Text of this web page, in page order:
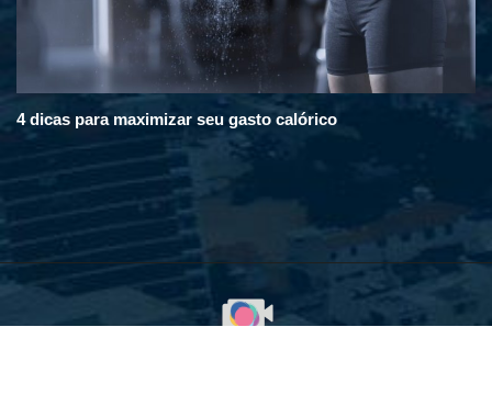
4 dicas para maximizar seu gasto calórico